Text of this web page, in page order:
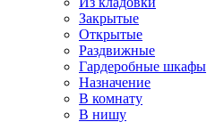
Закрытые
Открытые
Раздвижные
Гардеробные шкафы
Назначение
В комнату
В нишу